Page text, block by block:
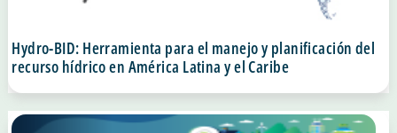
Hydro-BID: Herramienta para el manejo y planificación del
recurso hídrico en América Latina y el Caribe